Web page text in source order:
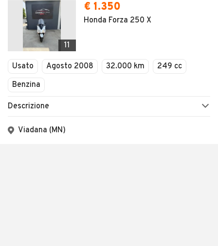
11
€ 1.350
Honda Forza 250 X
Usato Agosto 2008 32.000 km
249 cc
Benzina
Descrizione
Viadana (MN)